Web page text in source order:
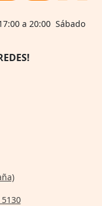
a 20:00 Sábado